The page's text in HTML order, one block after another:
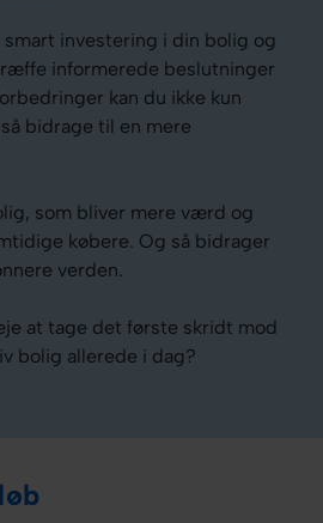
investering i din bolig og
informerede beslutninger
kan du ikke kun
bidrage til en mere
som bliver mere værd og
købere. Og så bidrager
verden.
at tage det første skridt mod
bolig allerede i dag?